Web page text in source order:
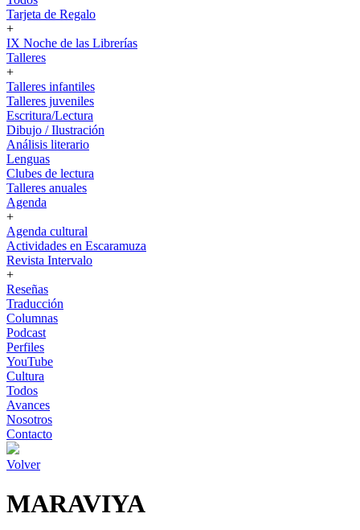
Tarjeta de Regalo
+
IX Noche de las Librerías
Talleres
+
Talleres infantiles
Talleres juveniles
Escritura/Lectura
Dibujo / Ilustración
Análisis literario
Lenguas
Clubes de lectura
Talleres anuales
Agenda
+
Agenda cultural
Actividades en Escaramuza
Revista Intervalo
+
Reseñas
Traducción
Columnas
Podcast
Perfiles
YouTube
Cultura
Todos
Avances
Nosotros
Contacto
Volver
MARAVIYA